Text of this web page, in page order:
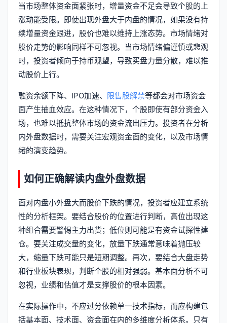
当市场整体资金面紧张时，增量资金不足会导致个股的上
涨动能受限。即使出现外盘大于内盘的情况，如果没有持
续增量资金跟进，股价也难以维持上涨态势。市场情绪对
股价走势的影响同样不可忽视。当市场情绪偏谨慎或悲观
时，投资者倾向于持币观望，导致买盘力量分散，难以推
动股价上行。
融资余额下降、IPO加速、 限售股解禁等都会对市场资金
面产生抽血效应。在这种情况下，个股即使有部分资金入
场，也难以抵抗整体市场的资金流出压力。投资者在分析
内外盘数据时，需要关注宏观资金面的变化，以及市场情
绪的演变趋势。
如何正确解读内盘外盘数据
面对内盘小外盘大而股价下跌的情况，投资者应建立系统
性的分析框架。要结合股价的位置进行判断，高位出现这
种组合需要警惕主力出货；低位则可能是有资金试探性建
仓。要关注成交量的变化，放量下跌通常意味着抛压较
大，缩量下跌可能只是短期调整。再次，要结合大盘走势
和行业板块表现，判断个股的相对强弱。基本面分析不可
忽视，业绩和估值才是支撑股价的根本因素。
在实际操作中，不应过分依赖单一技术指标，而应构建包
括基本面、技术面、资金面在内的多维度分析体系。只有